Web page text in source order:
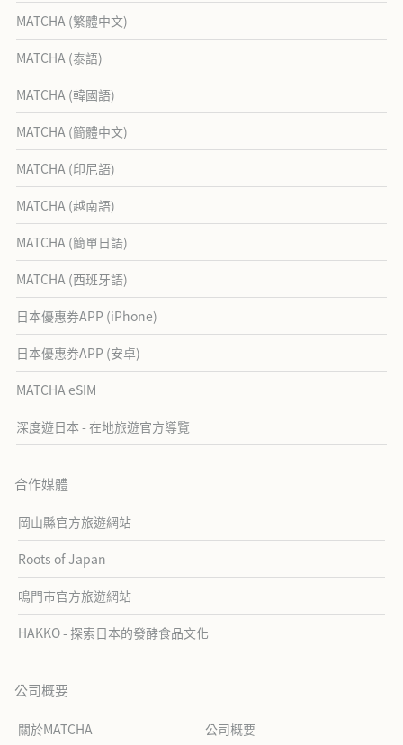
MATCHA (繁體中文)
MATCHA (泰語)
MATCHA (韓國語)
MATCHA (簡體中文)
MATCHA (印尼語)
MATCHA (越南語)
MATCHA (簡單日語)
MATCHA (西班牙語)
日本優惠券APP (iPhone)
日本優惠券APP (安卓)
MATCHA eSIM
深度遊日本 - 在地旅遊官方導覽
合作媒體
岡山縣官方旅遊網站
Roots of Japan
鳴門市官方旅遊網站
HAKKO - 探索日本的發酵食品文化
公司概要
關於MATCHA 公司概要